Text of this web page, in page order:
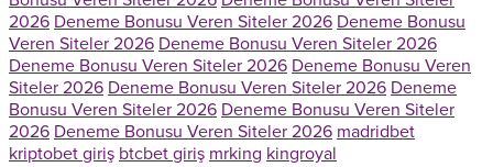
2026 Deneme Bonusu Veren Siteler 2026 Deneme Bonusu
Veren Siteler 2026 Deneme Bonusu Veren Siteler 2026
Deneme Bonusu Veren Siteler 2026 Deneme Bonusu Veren
Siteler 2026 Deneme Bonusu Veren Siteler 2026 Deneme
Bonusu Veren Siteler 2026 Deneme Bonusu Veren Siteler
2026 Deneme Bonusu Veren Siteler 2026 madridbet
kriptobet giriş btcbet giriş mrking kingroyal